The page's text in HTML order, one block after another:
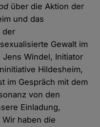
über die Aktion der
und das
der
Gewalt im
Jens Windel, Initiator
Hildesheim,
im Gespräch mit dem
von den
Einladung,
haben die